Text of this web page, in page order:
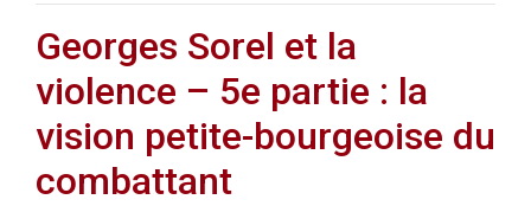
Georges Sorel et la
violence – 5e partie : la
vision petite-bourgeoise du
combattant